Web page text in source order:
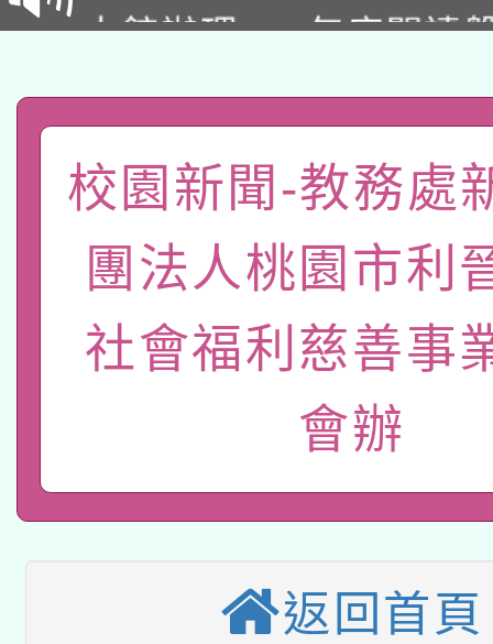
招)
本館辦理115年度閱讀
礎課程
A3數位素養講師名單
「數位內容與教學軟體
pilot」
有關大陸委員會函釋公
薪期間赴陸應申請許可
轉知經濟部水利署委託
業技術研究院辦理「
用水績優單位及節水達
動」
115年8月22日(星期六
桃園市孔廟祈福系列
2026年桃園地景藝術
本校115學年度第2次
招甄選結果公告(無人
適應運動共學行動站研
本館辦理115年度閱讀
暨閱讀推動專業研習
科技賦能─人工智慧
校園新聞-教務處
團法人桃園市利
社會福利慈善事
會辦
返回首頁